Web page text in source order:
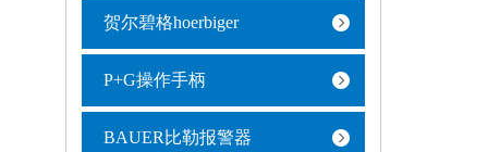
贺尔碧格hoerbiger
P+G操作手柄
BAUER比勒报警器